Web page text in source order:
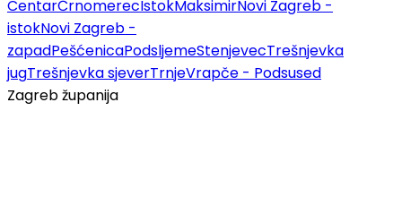
CentarČrnomerecIstokMaksimirNovi Zagreb -
istokNovi Zagreb -
zapadPešćenicaPodsljemeStenjevecTrešnjevka
jugTrešnjevka sjeverTrnjeVrapče - Podsused
Zagreb županija